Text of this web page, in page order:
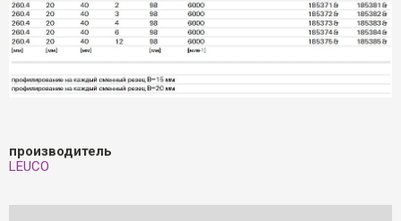
производитель
LEUCO